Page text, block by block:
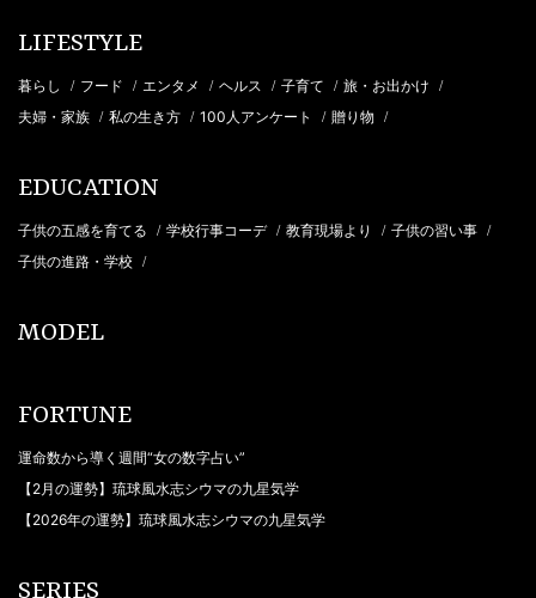
LIFESTYLE
暮らし / フード / エンタメ / ヘルス / 子育て / 旅・お出かけ /
夫婦・家族 / 私の生き方 / 100人アンケート / 贈り物 /
EDUCATION
子供の五感を育てる / 学校行事コーデ / 教育現場より / 子供の習い事 /
子供の進路・学校 /
MODEL
FORTUNE
運命数から導く週間“女の数字占い”
【2月の運勢】琉球風水志シウマの九星気学
【2026年の運勢】琉球風水志シウマの九星気学